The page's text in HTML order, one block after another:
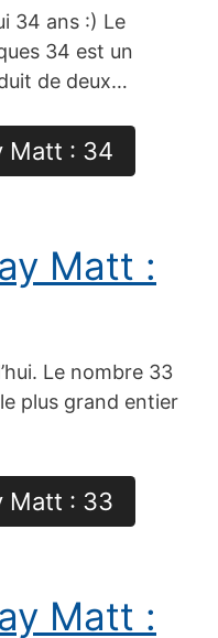
34 ans :) Le
34 est un
de deux…
Matt : 34
Matt :
Le nombre 33
plus grand entier
Matt : 33
Matt :